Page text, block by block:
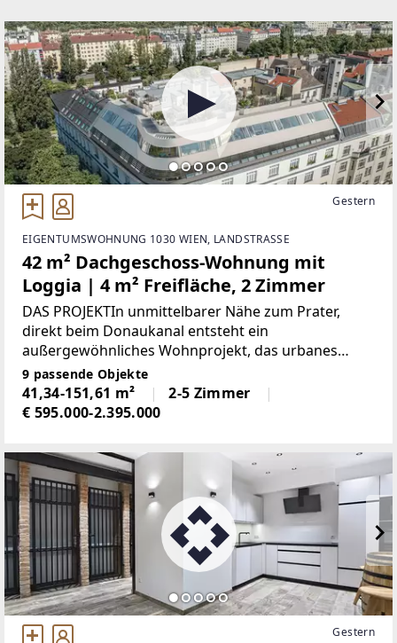
Gestern
EIGENTUMSWOHNUNG 1030 WIEN, LANDSTRASSE
42 m² Dachgeschoss-Wohnung mit
Loggia | 4 m² Freifläche, 2 Zimmer
DAS PROJEKTIn unmittelbarer Nähe zum Prater,
direkt beim Donaukanal entsteht ein
außergewöhnliches Wohnprojekt, das urbanes
Leben mit individuellem Gestaltungsspielraum
verbindet.Im neu ausgebauten Dachgeschoss eines
sorgfältig revitalisierten
9 passende Objekte
41,34-151,61 m²
2-5 Zimmer
€ 595.000-2.395.000
Gestern